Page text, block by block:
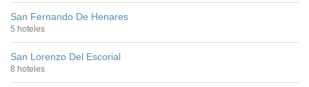
San Fernando De Henares
5 hoteles
San Lorenzo Del Escorial
8 hoteles